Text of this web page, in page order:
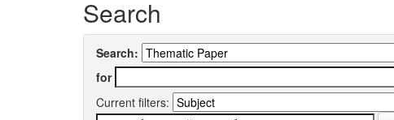
Search
Search:
for
Current filters: